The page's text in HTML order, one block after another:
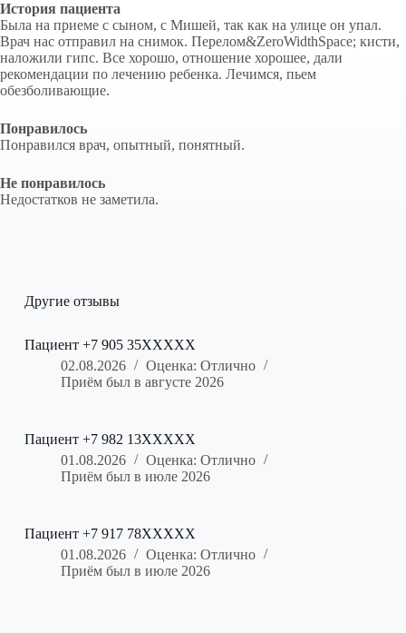
История пациента
Была на приеме с сыном, с Мишей, так как на улице он упал.
Врач нас отправил на снимок. Перелом&ZeroWidthSpace; кисти,
наложили гипс. Все хорошо, отношение хорошее, дали
рекомендации по лечению ребенка. Лечимся, пьем
обезболивающие.
Понравилось
Понравился врач, опытный, понятный.
Не понравилось
Недостатков не заметила.
Другие отзывы
Пациент +7 905 35XXXXX
02.08.2026
Оценка: Отлично
Приём был в августе 2026
Пациент +7 982 13XXXXX
01.08.2026
Оценка: Отлично
Приём был в июле 2026
Пациент +7 917 78XXXXX
01.08.2026
Оценка: Отлично
Приём был в июле 2026